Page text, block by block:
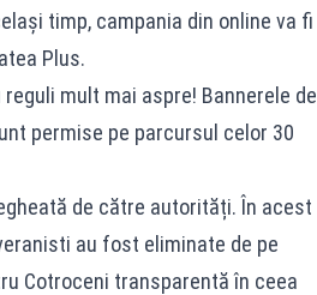
timp, campania din online va fi
Plus.
mult mai aspre! Bannerele de
permise pe parcursul celor 30
de către autorități. În acest
au fost eliminate de pe
Cotroceni transparentă în ceea